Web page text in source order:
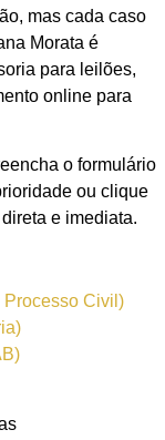
mas cada caso
Morata é
para leilões,
online para
o formulário
ou clique
e imediata.
Processo Civil)